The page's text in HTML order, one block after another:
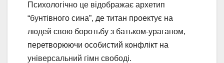
Психологічно це відображає архетип
“бунтівного сина”, де титан проектує на
людей свою боротьбу з батьком-ураганом,
перетворюючи особистий конфлікт на
універсальний гімн свободі.